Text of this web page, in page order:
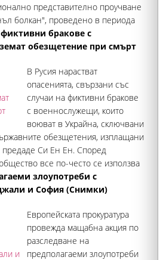
представително проучване
болкан", проведено в периода
Сред политическите фигури
бракове с
обезщетение при смърт
В Русия нарастват
опасенията, свързани със
случаи на фиктивни бракове
с военнослужещи, които
воюват в Украйна, сключвани
обезщетения, изплащани
Си Ен Ен. Според
все по-често се използва
за жени, обвинявани
злоупотреби с
и София (Снимки)
Европейската прокуратура
провежда мащабна акция по
разследване на
предполагаеми злоупотреби